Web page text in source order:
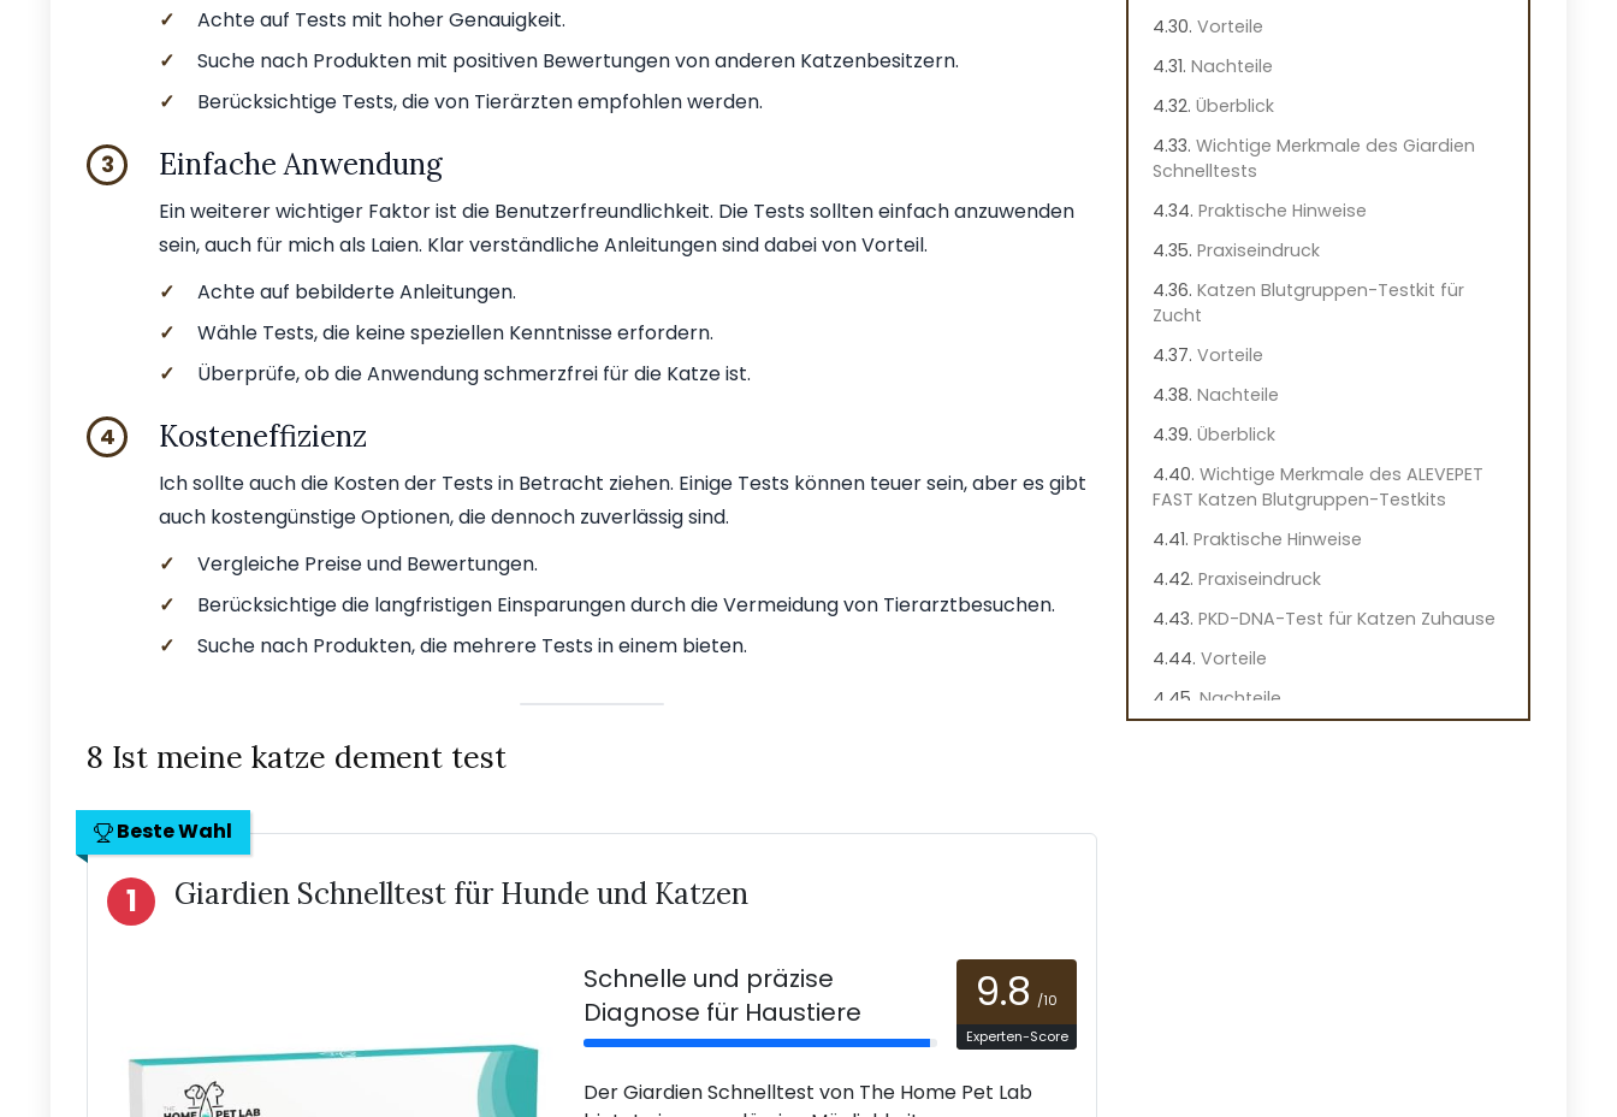
✓
Achte auf Tests mit hoher Genauigkeit.
✓
Suche nach Produkten mit positiven Bewertungen von anderen Katzenbesitzern.
✓
Berücksichtige Tests, die von Tierärzten empfohlen werden.
3 Einfache Anwendung
Ein weiterer wichtiger Faktor ist die Benutzerfreundlichkeit. Die Tests sollten einfach anzuwenden
sein, auch für mich als Laien. Klar verständliche Anleitungen sind dabei von Vorteil.
✓
Achte auf bebilderte Anleitungen.
✓
Wähle Tests, die keine speziellen Kenntnisse erfordern.
✓
Überprüfe, ob die Anwendung schmerzfrei für die Katze ist.
4 Kosteneffizienz
Ich sollte auch die Kosten der Tests in Betracht ziehen. Einige Tests können teuer sein, aber es gibt
auch kostengünstige Optionen, die dennoch zuverlässig sind.
✓
Vergleiche Preise und Bewertungen.
✓
Berücksichtige die langfristigen Einsparungen durch die Vermeidung von Tierarztbesuchen.
✓
Suche nach Produkten, die mehrere Tests in einem bieten.
8 Ist meine katze dement test
Beste Wahl
1 Giardien Schnelltest für Hunde und Katzen
Schnelle und präzise
Diagnose für Haustiere
9.8 /10
Experten-Score
Der Giardien Schnelltest von The Home Pet Lab
Vorteile
Nachteile
Überblick
Wichtige Merkmale des Giardien
Schnelltests
Praktische Hinweise
Praxiseindruck
Katzen Blutgruppen-Testkit für
Zucht
Vorteile
Nachteile
Überblick
Wichtige Merkmale des ALEVEPET
FAST Katzen Blutgruppen-Testkits
Praktische Hinweise
Praxiseindruck
PKD-DNA-Test für Katzen Zuhause
Vorteile
Nachteile